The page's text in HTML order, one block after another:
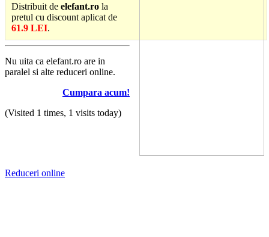
Distribuit de elefant.ro la
pretul cu discount aplicat de
61.9 LEI.
Nu uita ca elefant.ro are in
paralel si alte reduceri online.
Cumpara acum!
(Visited 1 times, 1 visits today)
Reduceri online